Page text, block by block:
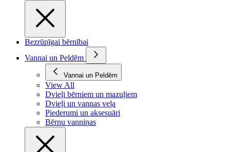
Bezrūpīgai bērnībai
Vannai un Peldēm
Vannai un Peldēm
View All
Dvieļi bērniem un mazuļiem
Dvieļi un vannas veļa
Piederumi un aksesuāri
Bērnu vanniņas